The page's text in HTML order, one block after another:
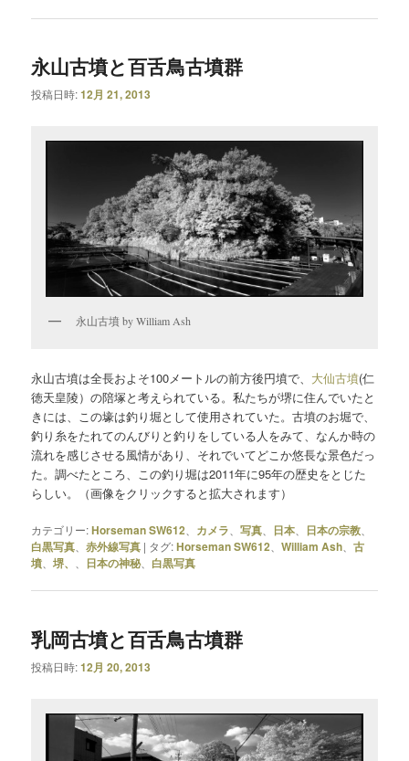
永山古墳と百舌鳥古墳群
投稿日時:12月 21, 2013
永山古墳 by William Ash
永山古墳は全長およそ100メートルの前方後円墳で、 大仙古墳(仁
徳天皇陵）の陪塚と考えられている。私たちが堺に住んでいたと
きには、この壕は釣り堀として使用されていた。古墳のお堀で、
釣り糸をたれてのんびりと釣りをしている人をみて、なんか時の
流れを感じさせる風情があり、それでいてどこか悠長な景色だっ
た。調べたところ、この釣り堀は2011年に95年の歴史をとじた
らしい。（画像をクリックすると拡大されます）
カテゴリー:Horseman SW612 カメラ 、写真 日本 日本の宗教
白黒写真 、赤外線写真 | タグ:Horseman SW612 、William Ash 、古
墳 、堺、 日本の神秘、 白黒写真
乳岡古墳と百舌鳥古墳群
投稿日時:12月 20, 2013